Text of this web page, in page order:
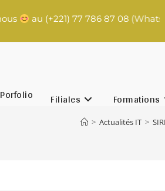
au (+221) 77 786 87 08 (WhatsApp) |
Porfolio Filiales Formations
> Actualités IT >